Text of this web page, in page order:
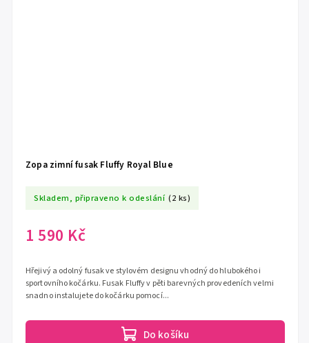
Zopa zimní fusak Fluffy Royal Blue
Skladem, připraveno k odeslání (2 ks)
1 590 Kč
Do košíku
Hřejivý a odolný fusak ve stylovém designu vhodný do hlubokého i
sportovního kočárku. Fusak Fluffy v pěti barevných provedeních velmi
snadno instalujete do kočárku pomocí...